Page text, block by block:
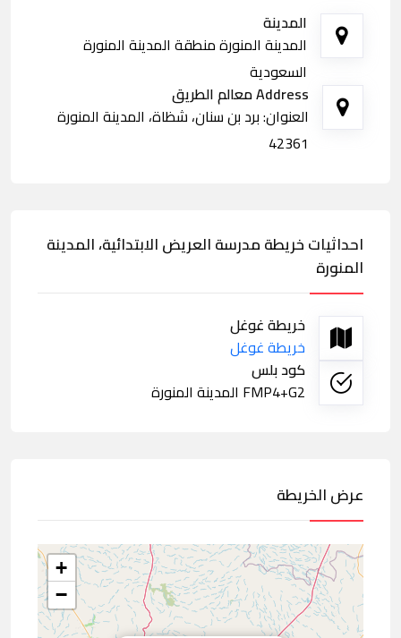
المدينة
المدينة المنورة منطقة المدينة المنورة
السعودية
Address معالم الطريق
العنوان: برد بن سنان، شظاة، المدينة المنورة
42361
احداثيات خريطة مدرسة العريض الابتدائية، المدينة
المنورة
خريطة غوغل
خريطة غوغل
كود بلس
FMP4+G2 المدينة المنورة
عرض الخريطة
+
−